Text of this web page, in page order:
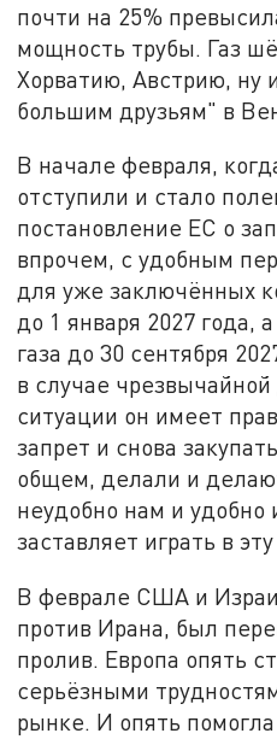
почти на 25%
мощность трубы. Газ
Хорватию, Австрию, ну
большим друзьям" в
В начале февраля,
отступили и стало
постановление ЕС о
впрочем, с удобным
для уже заключённых
до 1 января 2027 года,
газа до 30 сентября
в случае
ситуации он имеет
запрет и снова
общем, делали и
неудобно нам и удобно
заставляет играть в
В феврале США и
против Ирана, был
пролив. Европа опять
серьёзными
рынке. И опять